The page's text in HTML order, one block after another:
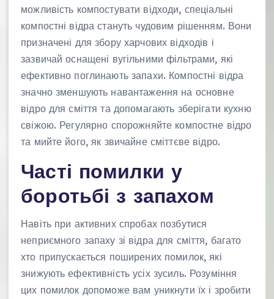
можливість компостувати відходи, спеціальні
компостні відра стануть чудовим рішенням. Вони
призначені для збору харчових відходів і
зазвичай оснащені вугільними фільтрами, які
ефективно поглинають запахи. Компостні відра
значно зменшують навантаження на основне
відро для сміття та допомагають зберігати кухню
свіжою. Регулярно спорожняйте компостне відро
та мийте його, як звичайне сміттєве відро.
Часті помилки у
боротьбі з запахом
Навіть при активних спробах позбутися
неприємного запаху зі відра для сміття, багато
хто припускається поширених помилок, які
знижують ефективність усіх зусиль. Розуміння
цих помилок допоможе вам уникнути їх і зробити